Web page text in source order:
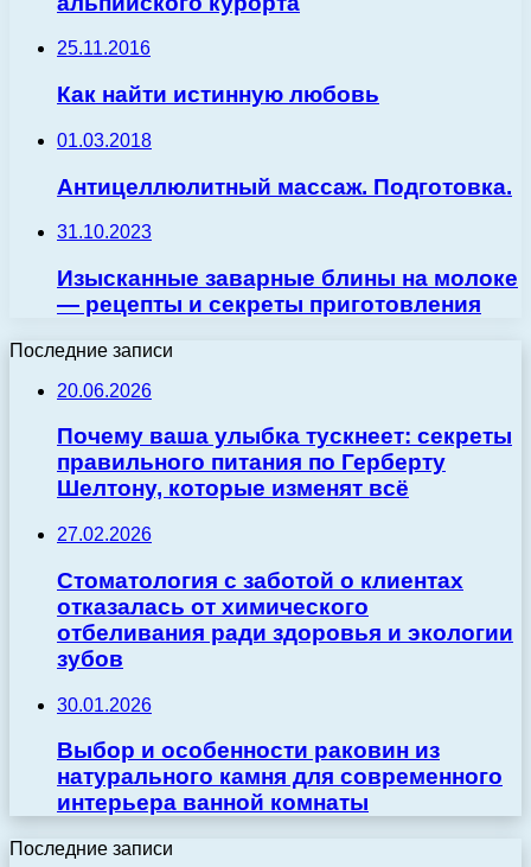
25.11.2016
Как найти истинную любовь
01.03.2018
Антицеллюлитный массаж. Подготовка.
31.10.2023
Изысканные заварные блины на молоке
— рецепты и секреты приготовления
Последние записи
20.06.2026
Почему ваша улыбка тускнеет: секреты
правильного питания по Герберту
Шелтону, которые изменят всё
27.02.2026
Стоматология с заботой о клиентах
отказалась от химического
отбеливания ради здоровья и экологии
зубов
30.01.2026
Выбор и особенности раковин из
натурального камня для современного
интерьера ванной комнаты
Последние записи